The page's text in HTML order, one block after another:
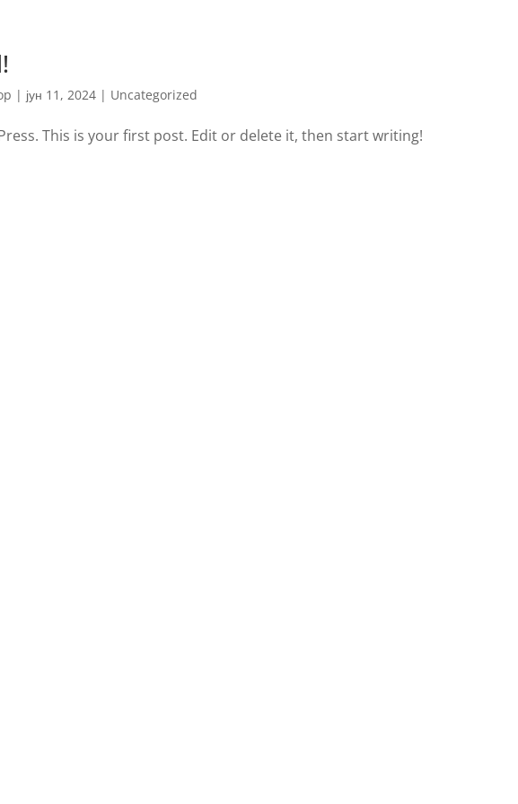
| јун 11, 2024 | Uncategorized
This is your first post. Edit or delete it, then start writing!